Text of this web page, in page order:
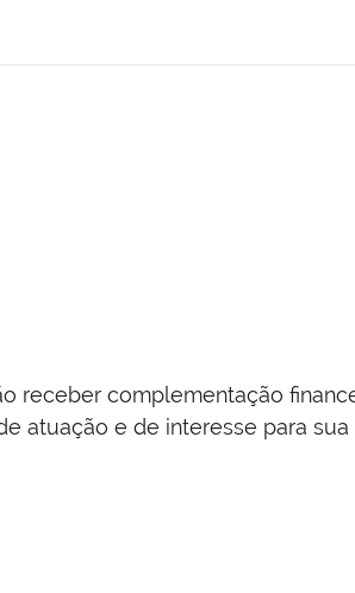
receber complementação
atuação e de interesse para sua